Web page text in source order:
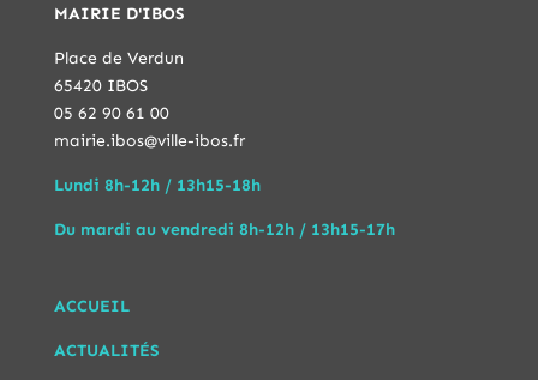
MAIRIE D'IBOS
Place de Verdun
65420 IBOS
05 62 90 61 00
mairie.ibos@ville-ibos.fr
Lundi 8h-12h / 13h15-18h
Du mardi au vendredi 8h-12h / 13h15-17h
ACCUEIL
ACTUALITÉS